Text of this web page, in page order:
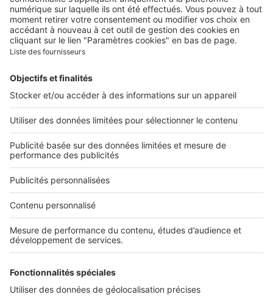
Contacter le service client
Nous rejoindre
Presse
Nos applications
Découvrez nos applications
Services pro
Accès client